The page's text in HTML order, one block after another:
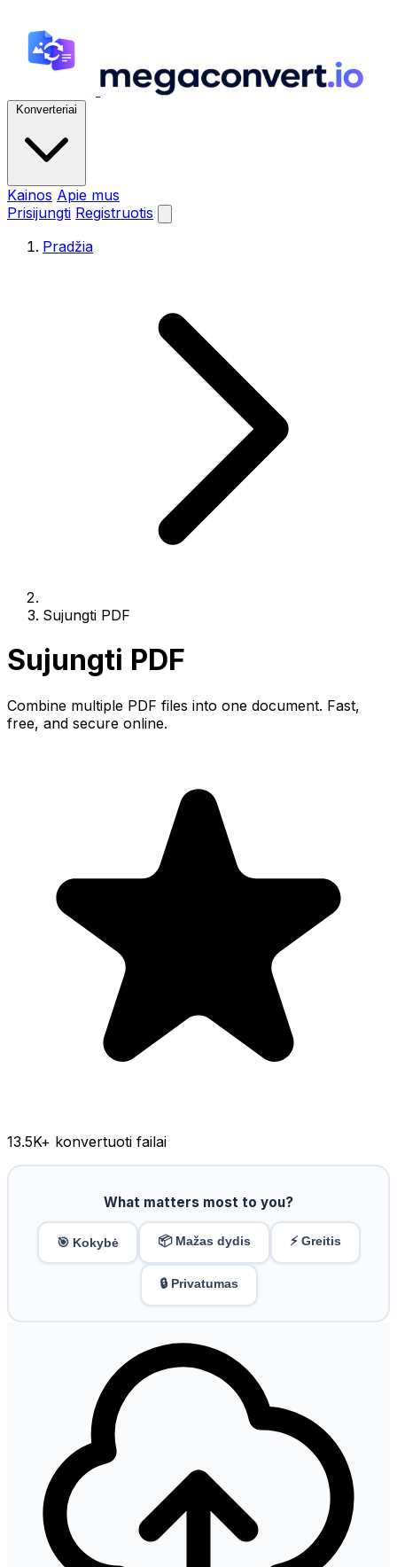
Konverteriai
Kainos Apie mus
Prisijungti Registruotis
Pradžia
Sujungti PDF
Sujungti PDF
Combine multiple PDF files into one document. Fast,
free, and secure online.
13.5K+ konvertuoti failai
What matters most to you?
🎯 Kokybė 📦 Mažas dydis ⚡ Greitis
🔒 Privatumas